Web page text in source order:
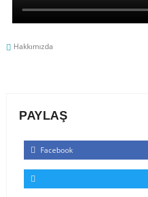
Hakkımızda
PAYLAŞ
Facebook